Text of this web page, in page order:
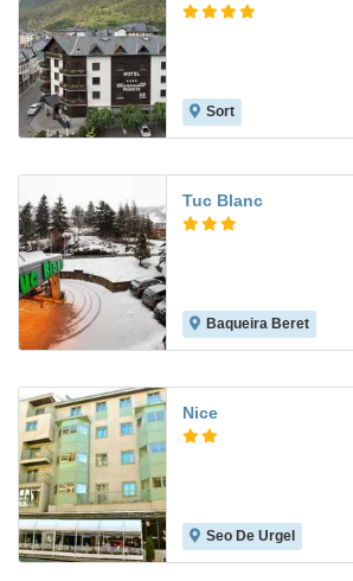
Sort
Tuc Blanc
Baqueira Beret
Nice
Seo De Urgel